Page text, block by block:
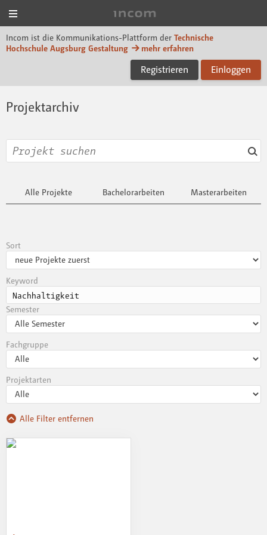
Incom ist die Kommunikations-Plattform der Technische
Hochschule Augsburg Gestaltung
mehr erfahren
Registrieren Einloggen
Projektarchiv
Alle Projekte Bachelorarbeiten Masterarbeiten
Sort
Keyword
Semester
Fachgruppe
Projektarten
Alle Filter entfernen